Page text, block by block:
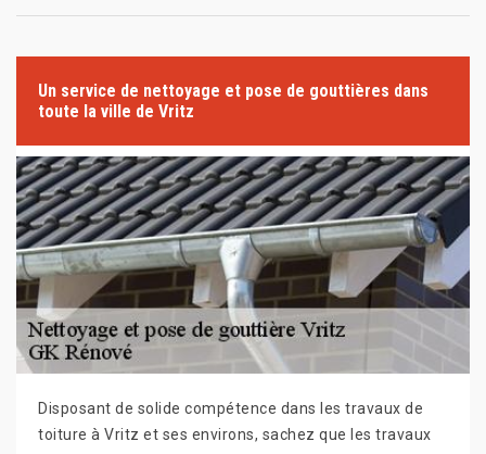
Un service de nettoyage et pose de gouttières dans
toute la ville de Vritz
Disposant de solide compétence dans les travaux de
toiture à Vritz et ses environs, sachez que les travaux